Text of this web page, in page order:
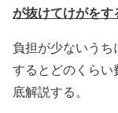
が抜けてけがをす
負担が少ないう
するとどのくら
底解説する。